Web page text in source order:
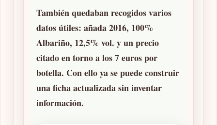
También quedaban recogidos varios
datos útiles: añada 2016, 100%
Albariño, 12,5% vol. y un precio
citado en torno a los7 euros por
botella. Con ello ya se puede construir
una ficha actualizada sin inventar
información.